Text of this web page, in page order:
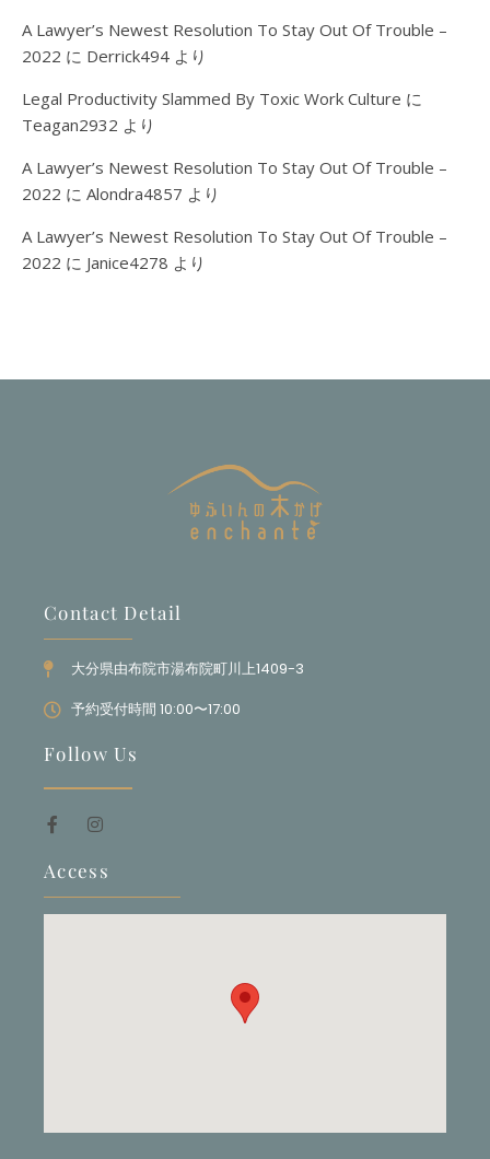
A Lawyer’s Newest Resolution To Stay Out Of Trouble –
2022 に Derrick494 より
Legal Productivity Slammed By Toxic Work Culture に
Teagan2932 より
A Lawyer’s Newest Resolution To Stay Out Of Trouble –
2022 に Alondra4857 より
A Lawyer’s Newest Resolution To Stay Out Of Trouble –
2022 に Janice4278 より
Contact Detail
大分県由布院市湯布院町川上1409-3
予約受付時間 10:00〜17:00
Follow Us
Access